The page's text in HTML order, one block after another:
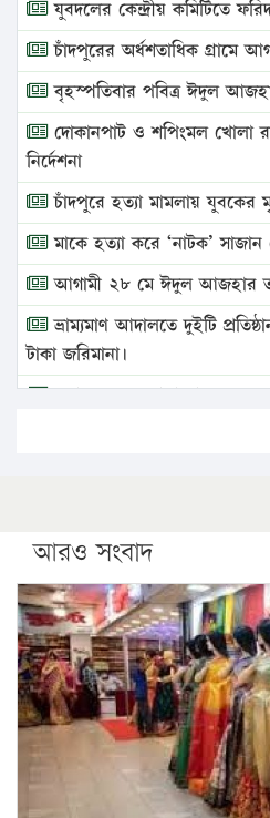
যুবদলের কেন্দ্রীয় কমিটিতে
চাঁদপুরের অর্ধশতাধিক গ্রামে
বৃহস্পতিবার পবিত্র ঈদুল
দোকানপাট ও শপিংমল খোলা
নির্দেশনা
চাঁদপুরে হত্যা মামলায় যুবকের
মাকে হত্যা করে ‘নাটক’ সাজান
আগামী ২৮ মে ঈদুল আজহার
ভ্রাম্যমাণ আদালতে দুইটি
টাকা জরিমানা।
এবার লঞ্চের ভাড়া বাড়ল
পিএইচডি করছেন কুয়েটের কৃতি…
সারা দেশে বজ্রাঘাতে ১৪ জনের
কঠোর হচ্ছে এসএসসি ও
ফরিদগঞ্জে আগুনে পুড়লো ৬
আরও সংবাদ